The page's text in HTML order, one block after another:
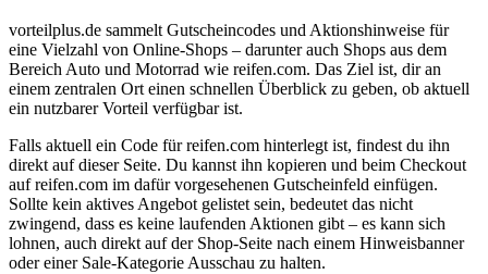
vorteilplus.de sammelt Gutscheincodes und Aktionshinweise für
eine Vielzahl von Online-Shops – darunter auch Shops aus dem
Bereich Auto und Motorrad wie reifen.com. Das Ziel ist, dir an
einem zentralen Ort einen schnellen Überblick zu geben, ob aktuell
ein nutzbarer Vorteil verfügbar ist.
Falls aktuell ein Code für reifen.com hinterlegt ist, findest du ihn
direkt auf dieser Seite. Du kannst ihn kopieren und beim Checkout
auf reifen.com im dafür vorgesehenen Gutscheinfeld einfügen.
Sollte kein aktives Angebot gelistet sein, bedeutet das nicht
zwingend, dass es keine laufenden Aktionen gibt – es kann sich
lohnen, auch direkt auf der Shop-Seite nach einem Hinweisbanner
oder einer Sale-Kategorie Ausschau zu halten.